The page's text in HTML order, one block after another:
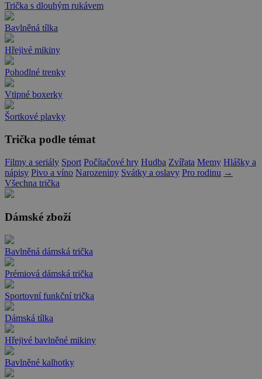
Trička s dlouhým rukávem
Bavlněná tílka
Hřejivé mikiny
Pohodlné trenky
Vtipné boxerky
Šortkové plavky
Trička podle témat
Filmy a seriály Sport Počítačové hry Hudba Zvířata Memy Hlášky a
nápisy Pivo a víno Narozeniny Svátky a oslavy Pro rodinu →
Všechna trička
Dámské zboží
Bavlněná dámská trička
Prémiová dámská trička
Sportovní funkční trička
Dámská tílka
Hřejivé bavlněné mikiny
Bavlněné kalhotky